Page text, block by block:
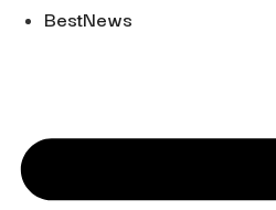
BestNews